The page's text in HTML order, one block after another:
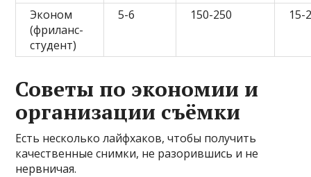
Эконом
(фриланс-
студент)
5-6 150-250 15-
Советы по экономии и
организации съёмки
Есть несколько лайфхаков, чтобы получить
качественные снимки, не разорившись и не
нервничая.